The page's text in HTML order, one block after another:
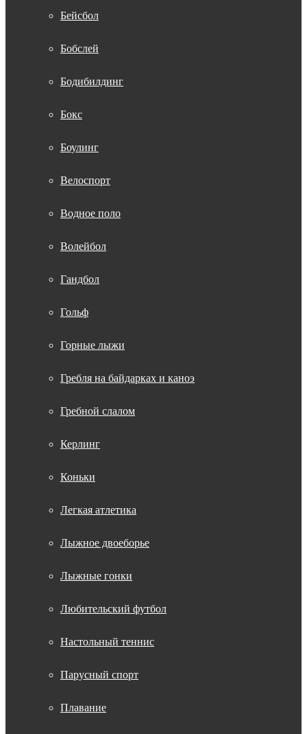
Бейсбол
Бобслей
Бодибилдинг
Бокс
Боулинг
Велоспорт
Водное поло
Волейбол
Гандбол
Гольф
Горные лыжи
Гребля на байдарках и каноэ
Гребной слалом
Керлинг
Коньки
Легкая атлетика
Лыжное двоеборье
Лыжные гонки
Любительский футбол
Настольный теннис
Парусный спорт
Плавание